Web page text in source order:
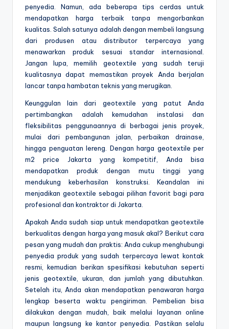
penyedia. Namun, ada beberapa tips cerdas untuk
mendapatkan harga terbaik tanpa mengorbankan
kualitas. Salah satunya adalah dengan membeli langsung
dari produsen atau distributor terpercaya yang
menawarkan produk sesuai standar internasional.
Jangan lupa, memilih geotextile yang sudah teruji
kualitasnya dapat memastikan proyek Anda berjalan
lancar tanpa hambatan teknis yang merugikan.
Keunggulan lain dari geotextile yang patut Anda
pertimbangkan adalah kemudahan instalasi dan
fleksibilitas penggunaannya di berbagai jenis proyek,
mulai dari pembangunan jalan, perbaikan drainase,
hingga penguatan lereng. Dengan harga geotextile per
m2 price Jakarta yang kompetitif, Anda bisa
mendapatkan produk dengan mutu tinggi yang
mendukung keberhasilan konstruksi. Keandalan ini
menjadikan geotextile sebagai pilihan favorit bagi para
profesional dan kontraktor di Jakarta.
Apakah Anda sudah siap untuk mendapatkan geotextile
berkualitas dengan harga yang masuk akal? Berikut cara
pesan yang mudah dan praktis: Anda cukup menghubungi
penyedia produk yang sudah terpercaya lewat kontak
resmi, kemudian berikan spesifikasi kebutuhan seperti
jenis geotextile, ukuran, dan jumlah yang dibutuhkan.
Setelah itu, Anda akan mendapatkan penawaran harga
lengkap beserta waktu pengiriman. Pembelian bisa
dilakukan dengan mudah, baik melalui layanan online
maupun langsung ke kantor penyedia. Pastikan selalu